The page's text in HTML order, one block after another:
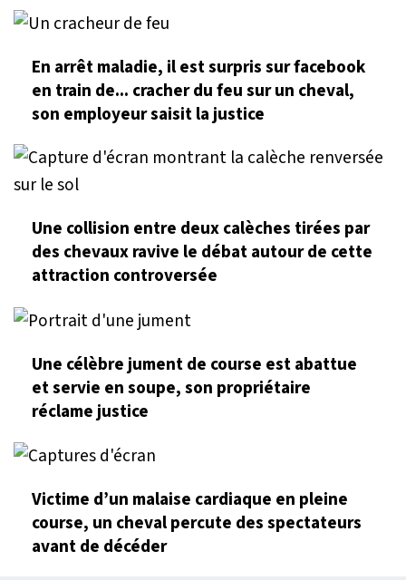
En arrêt maladie, il est surpris sur facebook
en train de... cracher du feu sur un cheval,
son employeur saisit la justice
Une collision entre deux calèches tirées par
des chevaux ravive le débat autour de cette
attraction controversée
Une célèbre jument de course est abattue
et servie en soupe, son propriétaire
réclame justice
Victime d’un malaise cardiaque en pleine
course, un cheval percute des spectateurs
avant de décéder